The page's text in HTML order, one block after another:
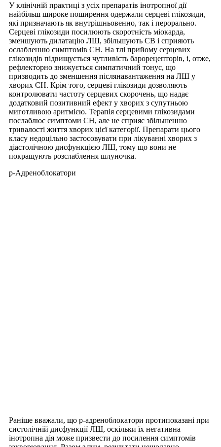
У клінічній практиці з усіх препаратів інотропної дії
найбільш широке поширення одержали серцеві глікозиди,
які призначають як внутрішньовенно, так і перорально.
Серцеві глікозиди посилюють скоротність міокарда,
зменшують дилатацію ЛШ, збільшують СВ і сприяють
ослабленню симптомів СН. На тлі прийому серцевих
глікозидів підвищується чутливість барорецепторів, і, отже,
рефлекторно знижується симпатичний тонус, що
призводить до зменшення післянавантаження на ЛШ у
хворих СН. Крім того, серцеві глікозиди дозволяють
контролювати частоту серцевих скорочень, що надає
додатковий позитивний ефект у хворих з супутньою
миготливою аритмією. Терапія серцевими глікозидами
послаблює симптоми СН, але не сприяє збільшенню
тривалості життя хворих цієї категорії. Препарати цього
класу недоцільно застосовувати при лікуванні хворих з
діастолічною дисфункцією ЛШ, тому що вони не
покращують розслаблення шлуночка.
р-Адреноблокатори
Раніше вважали, що р-адреноблокатори протипоказані при
систолічній дисфункції ЛШ, оскільки їх негативна
інотропна дія може призвести до посилення симптомів